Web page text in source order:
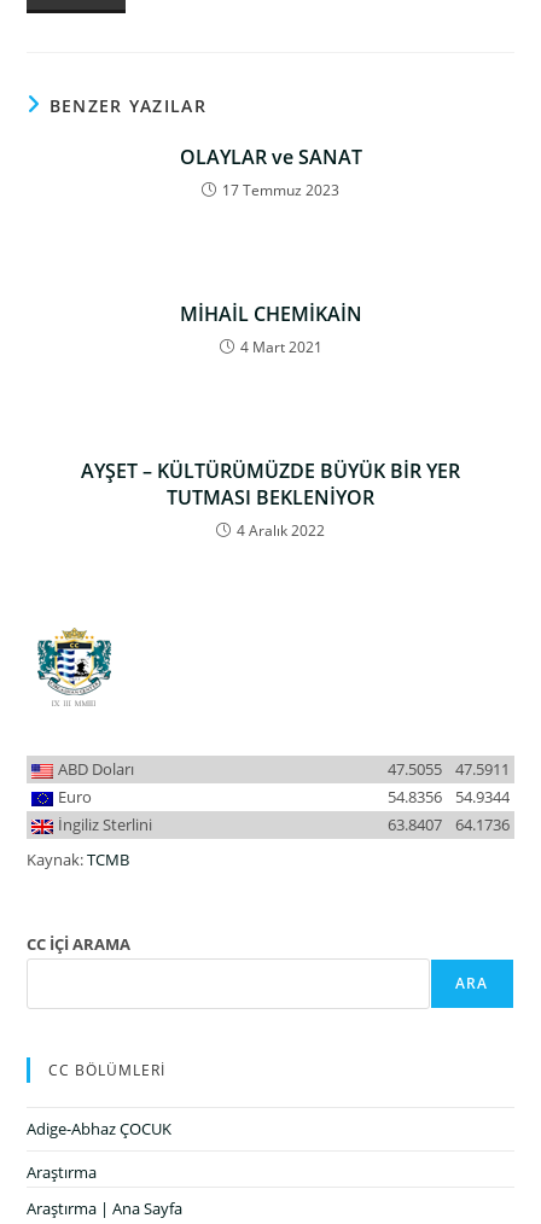
BENZER YAZILAR
OLAYLAR ve SANAT
17 Temmuz 2023
MİHAİL CHEMİKAİN
4 Mart 2021
AYŞET – KÜLTÜRÜMÜZDE BÜYÜK BİR YER
TUTMASI BEKLENİYOR
4 Aralık 2022
ABD Doları 47.5911
47.5055
Euro
54.9344
54.8356
İngiliz Sterlini
64.1736
63.8407
Kaynak:TCMB
CC İÇİ ARAMA
ARA
CC BÖLÜMLERİ
Adige-Abhaz ÇOCUK
Araştırma
Araştırma | Ana Sayfa